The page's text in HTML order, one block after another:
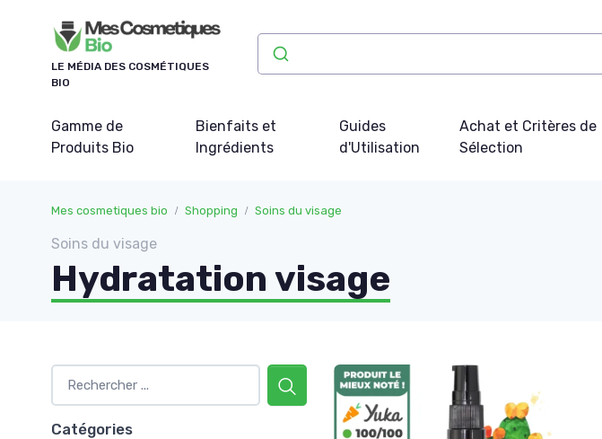
LE MÉDIA DES COSMÉTIQUES
BIO
Gamme de
Produits Bio
Bienfaits et
Ingrédients
Guides
d'Utilisation
Achat et Critères de
Sélection
Mes cosmetiques bio Shopping Soins du visage
Soins du visage
Hydratation visage
Catégories